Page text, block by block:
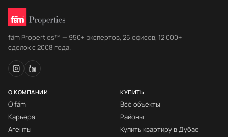
fäm Properties™ — 950+ экспертов, 25 офисов, 12 000+
сделок с 2008 года.
О КОМПАНИИ
О fäm
Карьера
Агенты
КУПИТЬ
Все объекты
Районы
Купить квартиру в Дубае